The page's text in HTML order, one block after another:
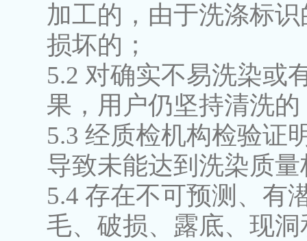
加工的，由于洗涤标
损坏的；
5.2 对确实不易洗染或
果，用户仍坚持清洗的
5.3 经质检机构检验证
导致未能达到洗染质
5.4 存在不可预测、有
毛、破损、露底、现